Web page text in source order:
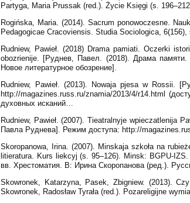
Partyga, Maria Prussak (red.). Życie Księgi (s.
Rogińska, Maria. (2014). Sacrum ponowoczesne.
Pedagogicae Cracoviensis. Studia Sociologica, 6(156),
Rudniew, Pawieł. (2018) Drama pamiati. Oczerki
obozrienije. [Руднев, Павел. (2018). Драма памяти.
Новое литературное обозрение].
Rudniew, Pawieł. (2013). Nowaja pjesa w Rossii.
http://magazines.russ.ru/znamia/2013/4/r14.html
духовных исканий…
Rudniew, Pawieł. (2007). Tieatralnyje wpieczatlenija
Павла Руднева]. Режим доступа: http://
Skoropanowa, Irina. (2007). Minskaja szkoła na
litieratura. Kurs liekcyj (s. 95–126). Minsk: BGPU-
вв. Хрестоматия. В: Ирина Скоропанова (ред.).
Skowronek, Katarzyna, Pasek, Zbigniew. (2013).
Skowronek, Radosław Tyrała (red.). Pozareligijne